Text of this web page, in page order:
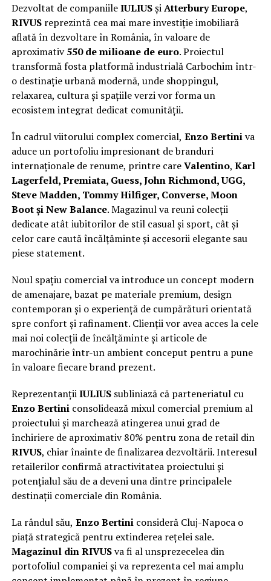
Dezvoltat de companiileIULIUSșiAtterbury Europe,
RIVUSreprezintă cea mai mare investiție imobiliară
aflată în dezvoltare în România, în valoare de
aproximativ550 de milioane de euro. Proiectul
transformă fosta platformă industrială Carbochim într-
o destinație urbană modernă, unde shoppingul,
relaxarea, cultura și spațiile verzi vor forma un
ecosistem integrat dedicat comunității.
În cadrul viitorului complex comercial, Enzo Bertiniva
aduce un portofoliu impresionant de branduri
internaționale de renume, printre careValentino, Karl
Lagerfeld, Premiata, Guess, John Richmond, UGG,
Steve Madden, Tommy Hilfiger, Converse, Moon
Boot și New Balance. Magazinul va reuni colecții
dedicate atât iubitorilor de stil casual și sport, cât și
celor care caută încălțăminte și accesorii elegante sau
piese statement.
Noul spațiu comercial va introduce un concept modern
de amenajare, bazat pe materiale premium, design
contemporan și o experiență de cumpărături orientată
spre confort și rafinament. Clienții vor avea acces la cele
mai noi colecții de încălțăminte și articole de
marochinărie într-un ambient conceput pentru a pune
în valoare fiecare brand prezent.
ReprezentanțiiIULIUSsubliniază că parteneriatul cu
Enzo Bertiniconsolidează mixul comercial premium al
proiectului și marchează atingerea unui grad de
închiriere de aproximativ 80% pentru zona de retail din
RIVUS, chiar înainte de finalizarea dezvoltării. Interesul
retailerilor confirmă atractivitatea proiectului și
potențialul său de a deveni una dintre principalele
destinații comerciale din România.
La rândul său, Enzo Bertiniconsideră Cluj-Napoca o
piață strategică pentru extinderea rețelei sale.
Magazinul din RIVUSva fi al unsprezecelea din
portofoliul companiei și va reprezenta cel mai amplu